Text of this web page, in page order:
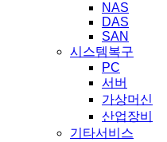
NAS
DAS
SAN
시스템복구
PC
서버
가상머신
산업장비
기타서비스